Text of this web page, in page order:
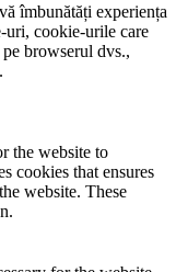
îmbunătăți experiența
uri, cookie-urile care
browserul dvs.,
the website to
cookies that ensures
website. These